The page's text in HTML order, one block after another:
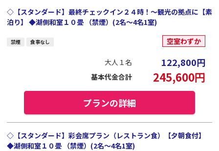
◇【スタンダード】最終チェックイン２４時！～観光の拠点に【素
泊り】 ◆湖側和室１０畳 （禁煙）(2名～4名1室)
禁煙 食事なし 空室わずか
大人１名 122,800円
基本代金合計 245,600円
プランの詳細
◇【スタンダード】彩会席プラン（レストラン食）【夕朝食付】
◆湖側和室１０畳 （禁煙）(2名～4名1室)